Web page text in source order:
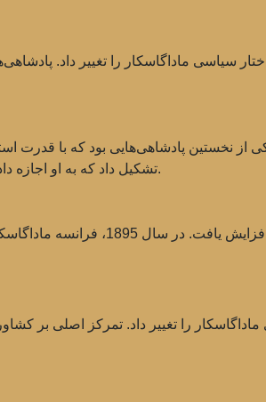
سیاسی ماداگاسکار را تغییر داد.
تشکیل داد که به او اجازه داد قدرت خود را حفظ کند، اما در عین حال استقلال پادشاهی را تضعیف کرد.
با گذشت زمان، نفوذ فرانسه در
را تغییر داد. تمرکز اصلی بر